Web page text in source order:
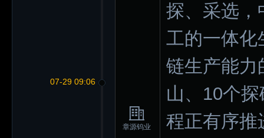
07-29 09:06
章源钨业
探、采选，
工的一体化
链生产能力
山、10个
程正有序推